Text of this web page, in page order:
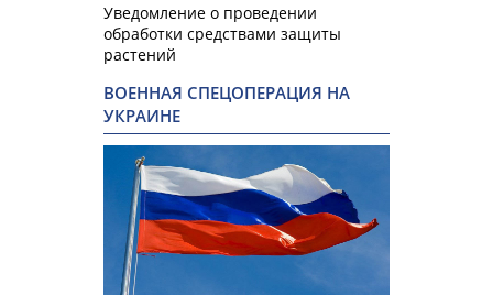
Уведомление о проведении
обработки средствами защиты
растений
ВОЕННАЯ СПЕЦОПЕРАЦИЯ НА
УКРАИНЕ